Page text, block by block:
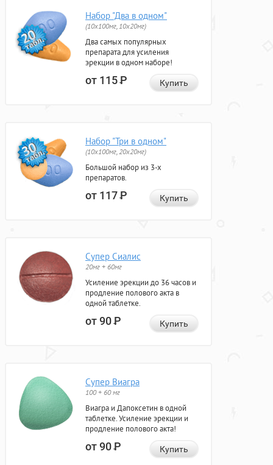
Набор "Два в одном"
(10x100мг, 10x20мг)
Два самых популярных
препарата для усиления
эрекции в одном наборе!
от 115Р Купить
Набор "Три в одном"
(10x100мг, 20x20мг)
Большой набор из 3-х
препаратов.
от 117Р Купить
Супер Сиалис
20мг + 60мг
Усиление эрекции до 36 часов и
продление полового акта в
одной таблетке.
от 90Р Купить
Супер Виагра
100 + 60 мг
Виагра и Дапоксетин в одной
таблетке. Усиление эрекции и
продление полового акта!
от 90Р Купить